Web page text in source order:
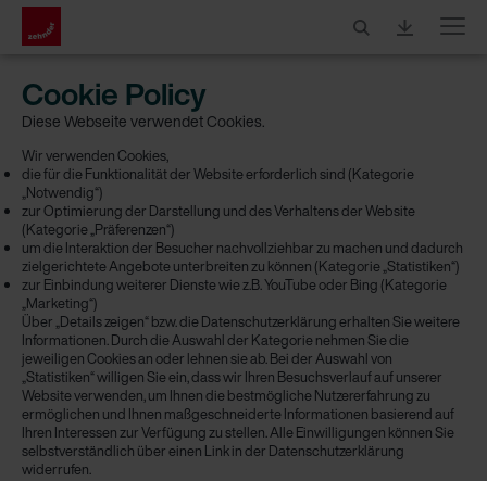
Menu
Cookie Policy
Diese Webseite verwendet Cookies.
Wir verwenden Cookies,
die für die Funktionalität der Website erforderlich sind (Kategorie
„Notwendig“)
zur Optimierung der Darstellung und des Verhaltens der Website
(Kategorie „Präferenzen“)
um die Interaktion der Besucher nachvollziehbar zu machen und dadurch
zielgerichtete Angebote unterbreiten zu können (Kategorie „Statistiken“)
zur Einbindung weiterer Dienste wie z.B. YouTube oder Bing (Kategorie
„Marketing“)
Über „Details zeigen“ bzw. die Datenschutzerklärung erhalten Sie weitere
Informationen. Durch die Auswahl der Kategorie nehmen Sie die
jeweiligen Cookies an oder lehnen sie ab. Bei der Auswahl von
„Statistiken“ willigen Sie ein, dass wir Ihren Besuchsverlauf auf unserer
Website verwenden, um Ihnen die bestmögliche Nutzererfahrung zu
ermöglichen und Ihnen maßgeschneiderte Informationen basierend auf
Ihren Interessen zur Verfügung zu stellen. Alle Einwilligungen können Sie
selbstverständlich über einen Link in der Datenschutzerklärung
widerrufen.